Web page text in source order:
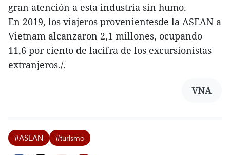
gran atención a esta industria sin humo.
En 2019, los viajeros provenientesde la ASEAN a
Vietnam alcanzaron 2,1 millones, ocupando
11,6 por ciento de lacifra de los excursionistas
extranjeros./.
VNA
#ASEAN #turismo